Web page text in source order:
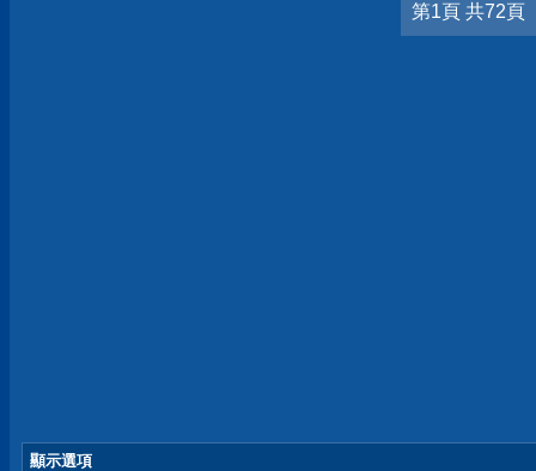
第1頁 共72頁
顯示選項